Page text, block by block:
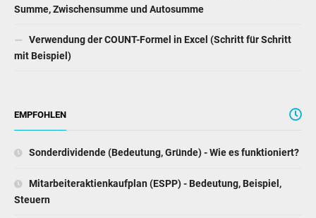
Summe, Zwischensumme und Autosumme
Verwendung der COUNT-Formel in Excel (Schritt für Schritt
mit Beispiel)
EMPFOHLEN
Sonderdividende (Bedeutung, Gründe) - Wie es funktioniert?
Mitarbeiteraktienkaufplan (ESPP) - Bedeutung, Beispiel,
Steuern